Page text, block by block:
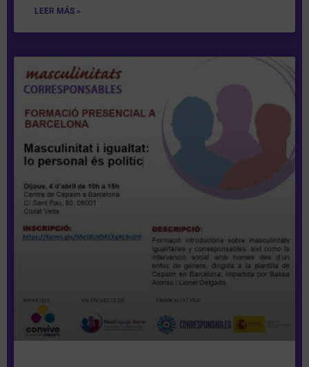
LEER MÁS »